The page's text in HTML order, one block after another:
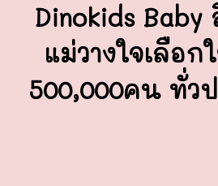
Dinokids
แม่วางใจเลือก
500,000คน ทั่ว